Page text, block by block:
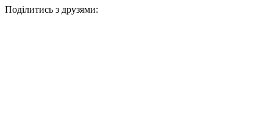
Поділитись з друзями: